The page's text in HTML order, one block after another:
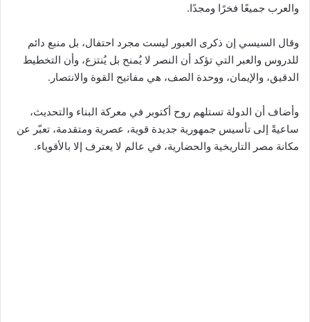
والعرب جميعًا فخرًا ومجدًا.
وقال السيسي إن ذكرى العبور ليست مجرد احتفال، بل منبع دائم
للدروس والعبر التي تؤكد أن النصر لا يُمنح بل يُنتزع، وأن التخطيط
الدقيق، والإيمان، ووحدة الصف، هي مفاتيح القوة والانتصار.
وأضاف أن الدولة تستلهم روح أكتوبر في معركة البناء والتحديث،
ساعيةً إلى تأسيس جمهورية جديدة قوية، عصرية ومتقدمة، تعبّر عن
مكانة مصر التاريخية والحضارية، في عالم لا يعترف إلا بالأقوياء.